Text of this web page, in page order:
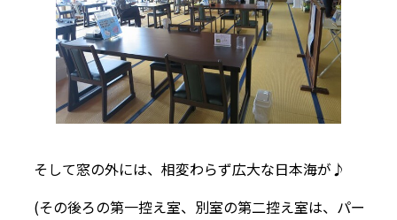
そして窓の外には、相変わらず広大な日本海が♪
(その後ろの第一控え室、別室の第二控え室は、パー